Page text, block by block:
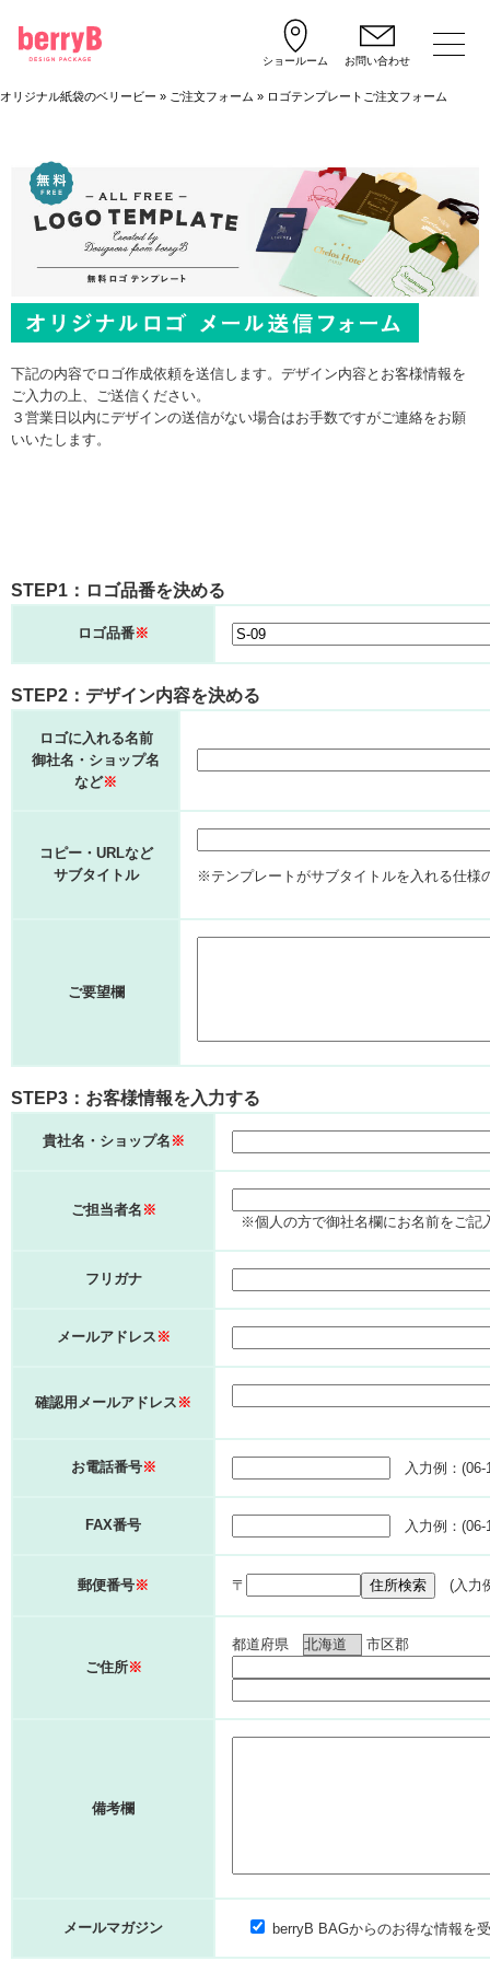
ショールーム お問い合わせ
オリジナル紙袋のベリービー » ご注文フォーム » ロゴテンプレートご注文フォーム
下記の内容でロゴ作成依頼を送信します。デザイン内容とお客様情報を
ご入力の上、ご送信ください。
３営業日以内にデザインの送信がない場合はお手数ですがご連絡をお願
いいたします。
STEP1：ロゴ品番を決める
ロゴ品番※
STEP2：デザイン内容を決める
ロゴに入れる名前
御社名・ショップ名
など※
コピー・URLなど
サブタイトル
※テンプレートがサブタイトルを入れる仕様
ご要望欄
STEP3：お客様情報を入力する
貴社名・ショップ名 ※
ご担当者名 ※
※個人の方で御社名欄にお名前をご記
フリガナ
メールアドレス ※
確認用メールアドレス ※
お電話番号※ 入力例：(06-
FAX番号 入力例：(06-
郵便番号※ 〒 住所検索 (入力
ご住所※
都道府県 市区郡
備考欄
メールマガジン berryB BAGからのお得な情報を